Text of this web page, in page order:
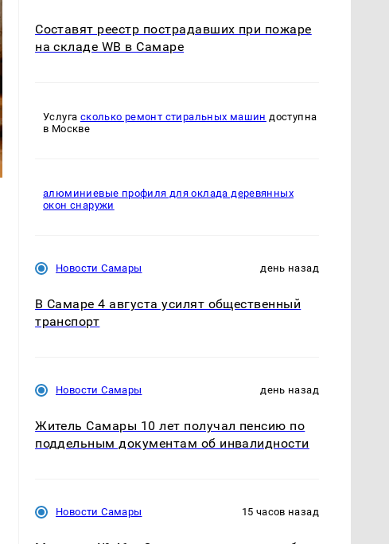
Составят реестр пострадавших при пожаре
на складе WB в Самаре
Услуга сколько ремонт стиральных машин доступна
в Москве
алюминиевые профиля для оклада деревянных
окон снаружи
Новости Самары день назад
В Самаре 4 августа усилят общественный
транспорт
Новости Самары день назад
Житель Самары 10 лет получал пенсию по
поддельным документам об инвалидности
Новости Самары 15 часов назад